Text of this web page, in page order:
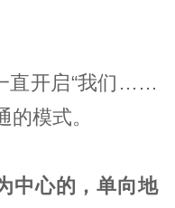
直开启“我们……
的模式。
中心的，单向地